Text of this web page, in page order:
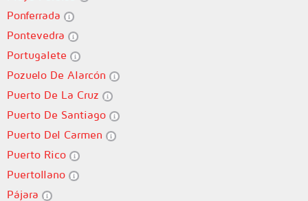
Ponferrada
Pontevedra
Portugalete
Pozuelo De Alarcón
Puerto De La Cruz
Puerto De Santiago
Puerto Del Carmen
Puerto Rico
Puertollano
Pájara